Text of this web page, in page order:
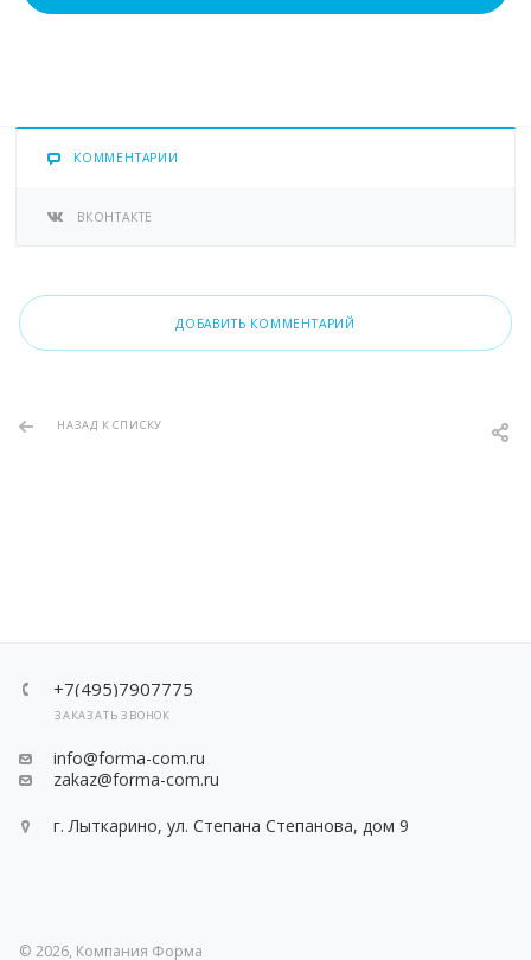
КОММЕНТАРИИ
ВКОНТАКТЕ
ДОБАВИТЬ КОММЕНТАРИЙ
НАЗАД К СПИСКУ
+7(495)7907775
ЗАКАЗАТЬ ЗВОНОК
info@forma-com.ru
zakaz@forma-com.ru
г. Лыткарино, ул. Степана Степанова, дом 9
© 2026, Компания Форма